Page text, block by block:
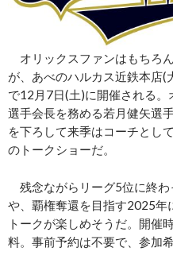
オリックスファンはもちろ
が、あべのハルカス近鉄本店(
で12月7日(土)に開催される
選手会長を務める若月健矢選
を下ろして来季はコーチとし
のトークショーだ。
残念ながらリーグ5位に終わ
や、覇権奪還を目指す2025年
トークが楽しめそうだ。開催
料。事前予約は不要で、参加